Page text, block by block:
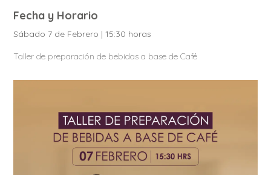
Fecha y Horario
Sábado 7 de Febrero | 15:30 horas
Taller de preparación de bebidas a base de Café